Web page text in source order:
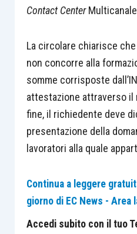
Contact Center
La circolare chiarisce che
non concorre alla
somme corrisposte
attestazione attraverso il
fine, il richiedente deve
presentazione della
lavoratori alla quale
Continua a leggere
giorno di EC News - Area
Accedi subito con il tuo